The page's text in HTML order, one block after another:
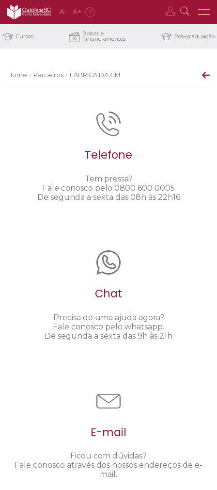
A- A+ ?
Cursos Bolsas e
Financiamentos Pós-graduação
Home / Parceiros / FABRICA DA GM
Telefone
Tem pressa?
Fale conosco pelo 0800 600 0005
De segunda a sexta das 08h às 22h16
Chat
Precisa de uma ajuda agora?
Fale conosco pelo whatsapp.
De segunda a sexta das 9h às 21h
E-mail
Ficou com dúvidas?
Fale conosco através dos nossos endereços de e-
mail.